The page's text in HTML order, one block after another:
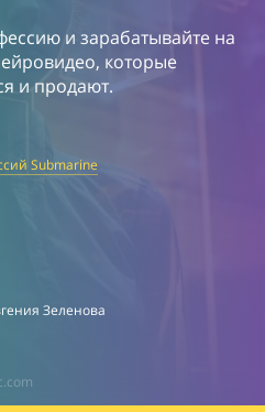
и зарабатывайте на
которые
и продают.
Submarine
Зеленова